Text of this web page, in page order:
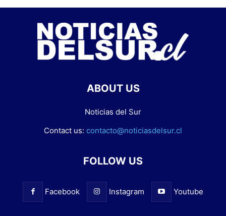
ABOUT US
Noticias del Sur
Contact us: contacto@noticiasdelsur.cl
FOLLOW US
Facebook Instagram Youtube